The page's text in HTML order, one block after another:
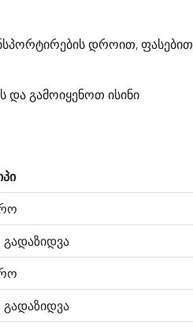
დროით, ფასებით
და გამოიყენოთ ისინი